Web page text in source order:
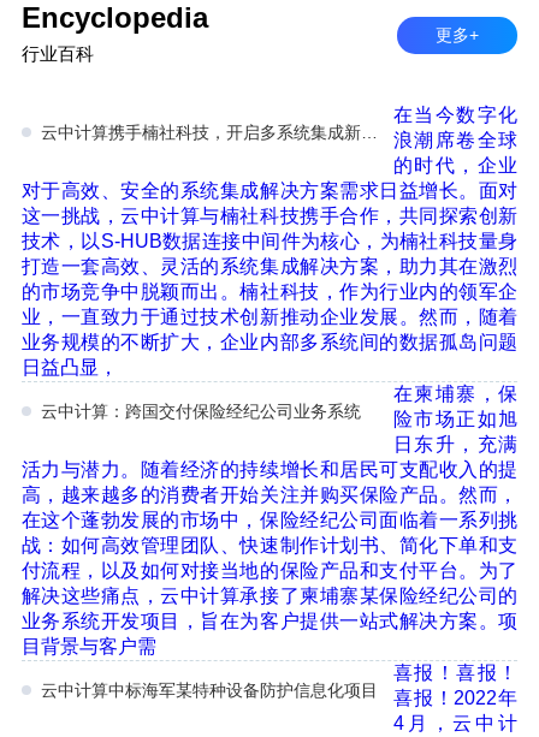
Encyclopedia
行业百科
更多+
云中计算携手楠社科技，开启多系统集成新篇章！
在当今数字化
浪潮席卷全球
的时代，企业
对于高效、安全的系统集成解决方案需求日益增长。面对
这一挑战，云中计算与楠社科技携手合作，共同探索创新
技术，以S-HUB数据连接中间件为核心，为楠社科技量身
打造一套高效、灵活的系统集成解决方案，助力其在激烈
的市场竞争中脱颖而出。楠社科技，作为行业内的领军企
业，一直致力于通过技术创新推动企业发展。然而，随着
业务规模的不断扩大，企业内部多系统间的数据孤岛问题
日益凸显，
云中计算：跨国交付保险经纪公司业务系统
在柬埔寨，保
险市场正如旭
日东升，充满
活力与潜力。随着经济的持续增长和居民可支配收入的提
高，越来越多的消费者开始关注并购买保险产品。然而，
在这个蓬勃发展的市场中，保险经纪公司面临着一系列挑
战：如何高效管理团队、快速制作计划书、简化下单和支
付流程，以及如何对接当地的保险产品和支付平台。为了
解决这些痛点，云中计算承接了柬埔寨某保险经纪公司的
业务系统开发项目，旨在为客户提供一站式解决方案。项
目背景与客户需
云中计算中标海军某特种设备防护信息化项目
喜报！喜报！
喜报！2022年
4月，云中计